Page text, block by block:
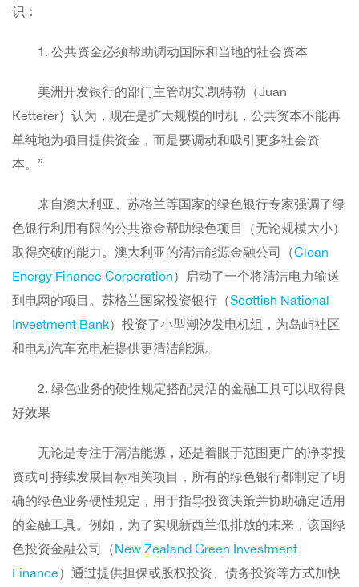
识：
1. 公共资金必须帮助调动国际和当地的社会资本
美洲开发银行的部门主管胡安.凯特勒（Juan
Ketterer）认为，现在是扩大规模的时机，公共资本不能再
单纯地为项目提供资金，而是要调动和吸引更多社会资
本。”
来自澳大利亚、苏格兰等国家的绿色银行专家强调了绿
色银行利用有限的公共资金帮助绿色项目（无论规模大小）
取得突破的能力。澳大利亚的清洁能源金融公司（Clean
Energy Finance Corporation）启动了一个将清洁电力输送
到电网的项目。苏格兰国家投资银行（Scottish National
Investment Bank）投资了小型潮汐发电机组，为岛屿社区
和电动汽车充电桩提供更清洁能源。
2. 绿色业务的硬性规定搭配灵活的金融工具可以取得良
好效果
无论是专注于清洁能源，还是着眼于范围更广的净零投
资或可持续发展目标相关项目，所有的绿色银行都制定了明
确的绿色业务硬性规定，用于指导投资决策并协助确定适用
的金融工具。例如，为了实现新西兰低排放的未来，该国绿
色投资金融公司（New Zealand Green Investment
Finance）通过提供担保或股权投资、债务投资等方式加快